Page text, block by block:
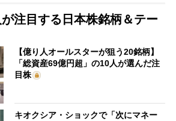
が注目する日本株銘柄＆テー
【億り人オールスターが狙う20銘柄】
「総資産69億円超」の10人が選んだ注
目株
キオクシア・ショックで「次にマネー